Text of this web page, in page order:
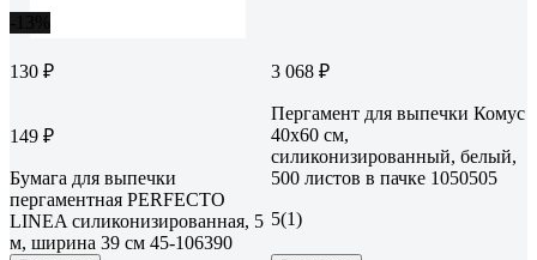
130 ₽
149 ₽
Бумага для выпечки
пергаментная PERFECTO
LINEA силиконизированная, 5
м, ширина 39 см 45-106390
3 068 ₽
Пергамент для выпечки Комус
40x60 см,
силиконизированный, белый,
500 листов в пачке 1050505
5(1)